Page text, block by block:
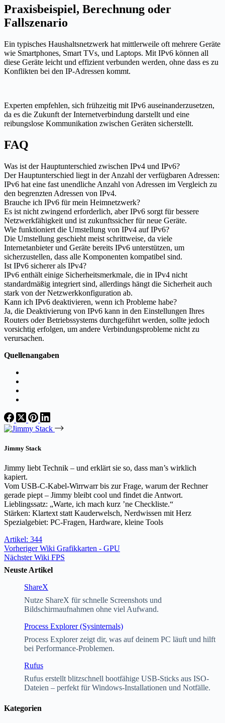
Praxisbeispiel, Berechnung oder
Fallszenario
Ein typisches Haushaltsnetzwerk hat mittlerweile oft mehrere Geräte
wie Smartphones, Smart TVs, und Laptops. Mit IPv6 können all
diese Geräte leicht und effizient verbunden werden, ohne dass es zu
Konflikten bei den IP-Adressen kommt.
Experten empfehlen, sich frühzeitig mit IPv6 auseinanderzusetzen,
da es die Zukunft der Internetverbindung darstellt und eine
reibungslose Kommunikation zwischen Geräten sicherstellt.
FAQ
Was ist der Hauptunterschied zwischen IPv4 und IPv6?
Der Hauptunterschied liegt in der Anzahl der verfügbaren Adressen:
IPv6 hat eine fast unendliche Anzahl von Adressen im Vergleich zu
den begrenzten Adressen von IPv4.
Brauche ich IPv6 für mein Heimnetzwerk?
Es ist nicht zwingend erforderlich, aber IPv6 sorgt für bessere
Netzwerkfähigkeit und ist zukunftssicher für neue Geräte.
Wie funktioniert die Umstellung von IPv4 auf IPv6?
Die Umstellung geschieht meist schrittweise, da viele
Internetanbieter und Geräte bereits IPv6 unterstützen, um
sicherzustellen, dass alle Komponenten kompatibel sind.
Ist IPv6 sicherer als IPv4?
IPv6 enthält einige Sicherheitsmerkmale, die in IPv4 nicht
standardmäßig integriert sind, allerdings hängt die Sicherheit auch
stark von der Netzwerkkonfiguration ab.
Kann ich IPv6 deaktivieren, wenn ich Probleme habe?
Ja, die Deaktivierung von IPv6 kann in den Einstellungen Ihres
Routers oder Betriebssystems durchgeführt werden, sollte jedoch
vorsichtig erfolgen, um andere Verbindungsprobleme nicht zu
verursachen.
Quellenangaben
Jimmy Stack
Jimmy liebt Technik – und erklärt sie so, dass man’s wirklich
kapiert.
Vom USB-C-Kabel-Wirrwarr bis zur Frage, warum der Rechner
gerade piept – Jimmy bleibt cool und findet die Antwort.
Lieblingssatz: „Warte, ich mach kurz ’ne Checkliste.“
Stärken: Klartext statt Kauderwelsch, Nerdwissen mit Herz
Spezialgebiet: PC-Fragen, Hardware, kleine Tools
Artikel: 344
VorherigerWiki Grafikkarten - GPU
NächsterWiki FPS
Neuste Artikel
ShareX
Nutze ShareX für schnelle Screenshots und
Bildschirmaufnahmen ohne viel Aufwand.
Process Explorer (Sysinternals)
Process Explorer zeigt dir, was auf deinem PC läuft und hilft
bei Performance-Problemen.
Rufus
Rufus erstellt blitzschnell bootfähige USB-Sticks aus ISO-
Dateien – perfekt für Windows-Installationen und Notfälle.
Kategorien